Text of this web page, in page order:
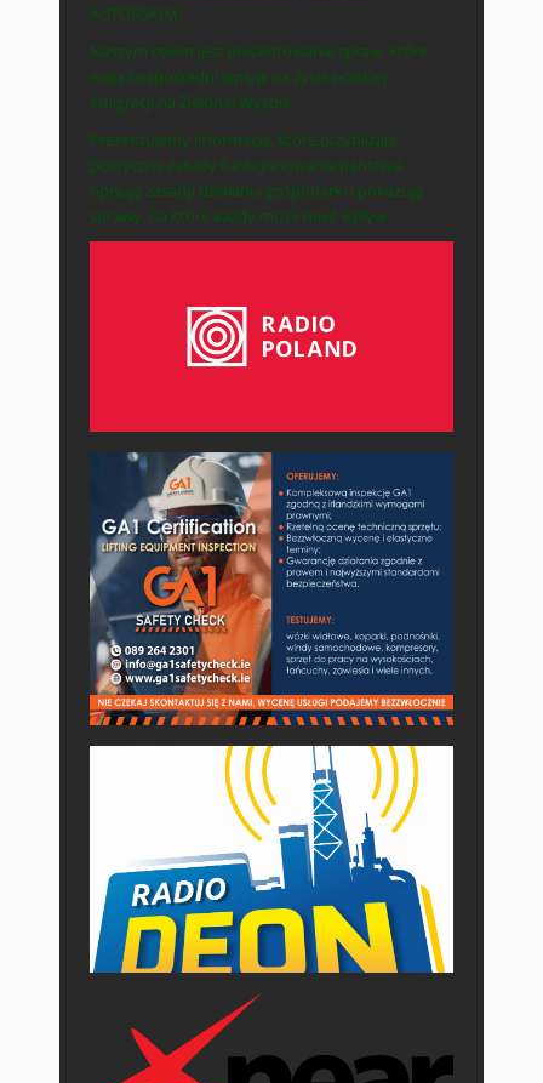
AUTORSKIM.
Naszym celem jest prezentowanie spraw, które
mają bezpośredni wpływ na życie polskiej
emigracji na Zielonej Wyspie.
Prezentujemy informacje, które przybliżają
polityczne zasady funkcjonowania państwa,
opisują zasady działania gospodarki i pokazują
sprawy, na które każdy może mieć wpływ.